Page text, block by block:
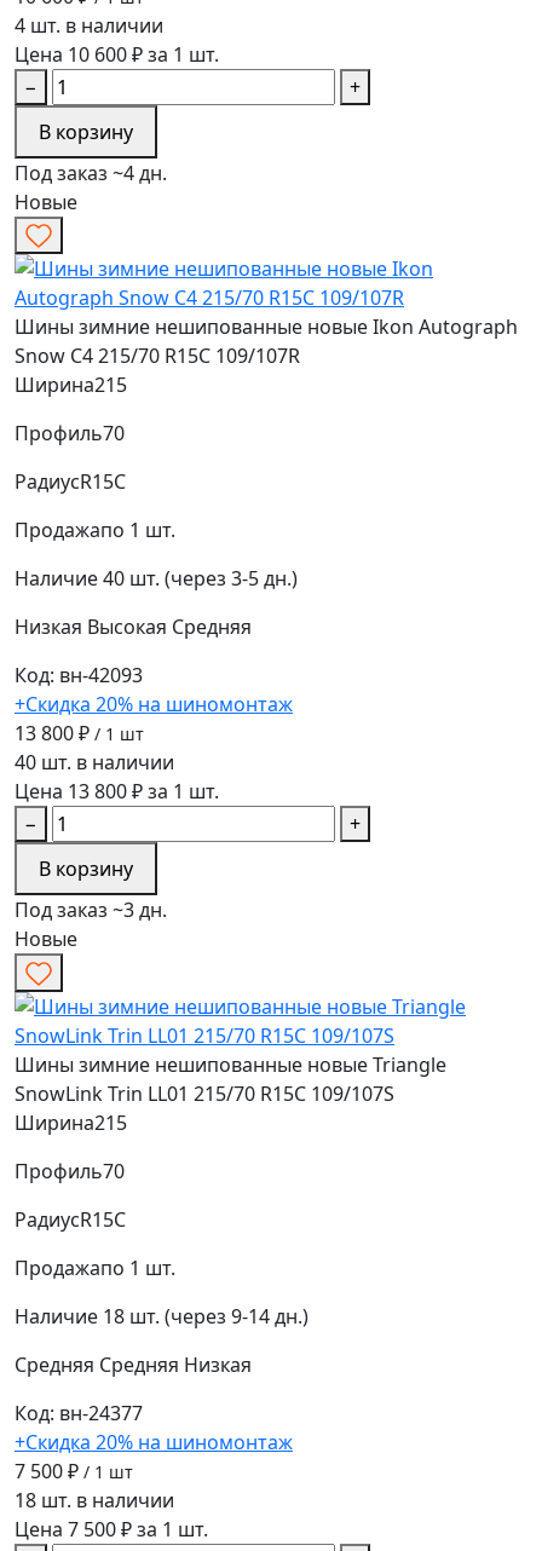
4 шт. в наличии
Цена 10 600 ₽ за 1 шт.
−
+
В корзину
Под заказ ~4 дн.
Новые
Шины зимние нешипованные новые Ikon Autograph
Snow C4 215/70 R15C 109/107R
Ширина215
Профиль70
РадиусR15C
Продажапо 1 шт.
Наличие40 шт. (через 3-5 дн.)
Низкая Высокая Средняя
Код: вн-42093
+Скидка 20% на шиномонтаж
13 800 ₽ / 1 шт
40 шт. в наличии
Цена 13 800 ₽ за 1 шт.
−
+
В корзину
Под заказ ~3 дн.
Новые
Шины зимние нешипованные новые Triangle
SnowLink Trin LL01 215/70 R15C 109/107S
Ширина215
Профиль70
РадиусR15C
Продажапо 1 шт.
Наличие 18 шт. (через 9-14 дн.)
Средняя Средняя Низкая
Код: вн-24377
+Скидка 20% на шиномонтаж
7 500 ₽ / 1 шт
18 шт. в наличии
Цена 7 500 ₽ за 1 шт.